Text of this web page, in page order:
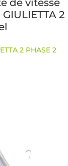
de vitesse
2
2 PHASE 2